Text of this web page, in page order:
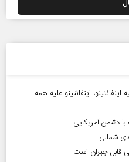
اینفانتینو علیه همه
دشمن آمریکایی
شمالی
قابل جبران است